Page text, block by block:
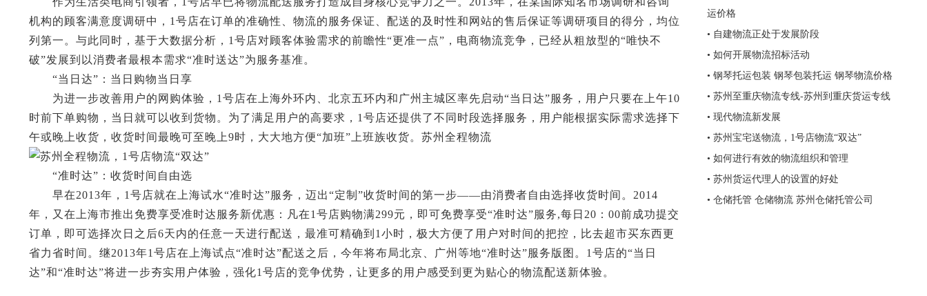
机构的顾客满意度调研中，1号店在订单的准确性、物流的服务保证、配送的及时性和网站的售后保证等调研项目的得分，均位
列第一。与此同时，基于大数据分析，1号店对顾客体验需求的前瞻性“更准一点”，电商物流竞争，已经从粗放型的“唯快不
破”发展到以消费者最根本需求“准时送达”为服务基准。
“当日达”：当日购物当日享
为进一步改善用户的网购体验，1号店在上海外环内、北京五环内和广州主城区率先启动“当日达”服务，用户只要在上午10
时前下单购物，当日就可以收到货物。为了满足用户的高要求，1号店还提供了不同时段选择服务，用户能根据实际需求选择下
午或晚上收货，收货时间最晚可至晚上9时，大大地方便“加班”上班族收货。苏州全程物流
“准时达”：收货时间自由选
早在2013年，1号店就在上海试水“准时达”服务，迈出“定制”收货时间的第一步——由消费者自由选择收货时间。2014
年，又在上海市推出免费享受准时达服务新优惠：凡在1号店购物满299元，即可免费享受“准时达”服务,每日20：00前成功提交
订单，即可选择次日之后6天内的任意一天进行配送，最准可精确到1小时，极大方便了用户对时间的把控，比去超市买东西更
省力省时间。继2013年1号店在上海试点“准时达”配送之后，今年将布局北京、广州等地“准时达”服务版图。1号店的“当日
达”和“准时达”将进一步夯实用户体验，强化1号店的竞争优势，让更多的用户感受到更为贴心的物流配送新体验。
运价格
• 自建物流正处于发展阶段
• 如何开展物流招标活动
• 钢琴托运包装 钢琴包装托运 钢琴物流价格
• 苏州至重庆物流专线-苏州到重庆货运专线
• 现代物流新发展
• 苏州宝宅送物流，1号店物流“双达”
• 如何进行有效的物流组织和管理
• 苏州货运代理人的设置的好处
• 仓储托管 仓储物流 苏州仓储托管公司